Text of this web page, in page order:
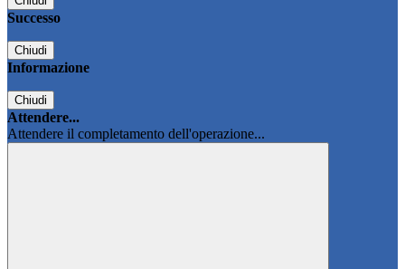
Successo
Chiudi
Informazione
Chiudi
Attendere...
Attendere il completamento dell'operazione...